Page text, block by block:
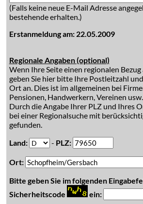
(Falls keine neue E-Mail Adresse
bestehende erhalten.)
Erstanmeldung am: 22.05.2009
Regionale Angaben (optional)
Wenn Ihre Seite einen regionalen
geben Sie hier bitte Ihre Postleitzahl
Ort an. Dies ist im allgemeinen bei
Pensionen, Handwerkern, Vereinen
Durch die Angabe Ihrer PLZ und Ihres
bei einer Regionalsuche mit
gefunden.
Land:
- PLZ:
Ort:
Bitte geben Sie im folgenden
Sicherheitscode
ein: